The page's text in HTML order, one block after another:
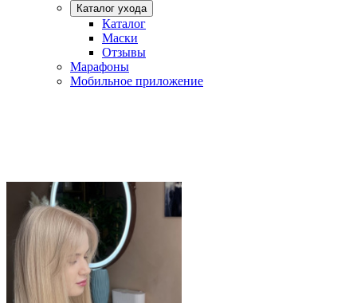
Каталог ухода
Каталог
Маски
Отзывы
Марафоны
Мобильное приложение